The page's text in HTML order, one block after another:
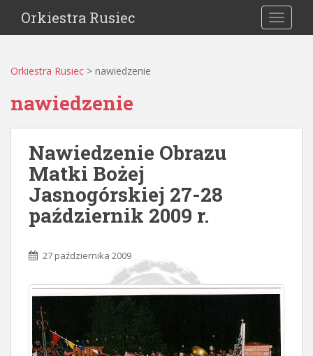
Orkiestra Rusiec
Orkiestra Rusiec > nawiedzenie
nawiedzenie
Nawiedzenie Obrazu
Matki Bożej
Jasnogórskiej 27-28
październik 2009 r.
27 października 2009